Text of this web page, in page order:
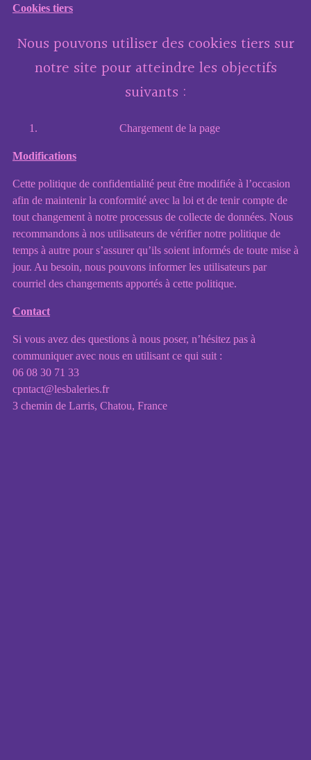
Cookies tiers
Nous pouvons utiliser des cookies tiers sur
notre site pour atteindre les objectifs
suivants :
Chargement de la page
Modifications
Cette politique de confidentialité peut être modifiée à l’occasion
afin de maintenir la conformité avec la loi et de tenir compte de
tout changement à notre processus de collecte de données. Nous
recommandons à nos utilisateurs de vérifier notre politique de
temps à autre pour s’assurer qu’ils soient informés de toute mise à
jour. Au besoin, nous pouvons informer les utilisateurs par
courriel des changements apportés à cette politique.
Contact
Si vous avez des questions à nous poser, n’hésitez pas à
communiquer avec nous en utilisant ce qui suit :
06 08 30 71 33
cpntact@lesbaleries.fr
3 chemin de Larris, Chatou, France